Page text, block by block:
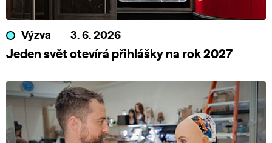
Výzva 3. 6. 2026
Jeden svět otevírá přihlášky na rok 2027